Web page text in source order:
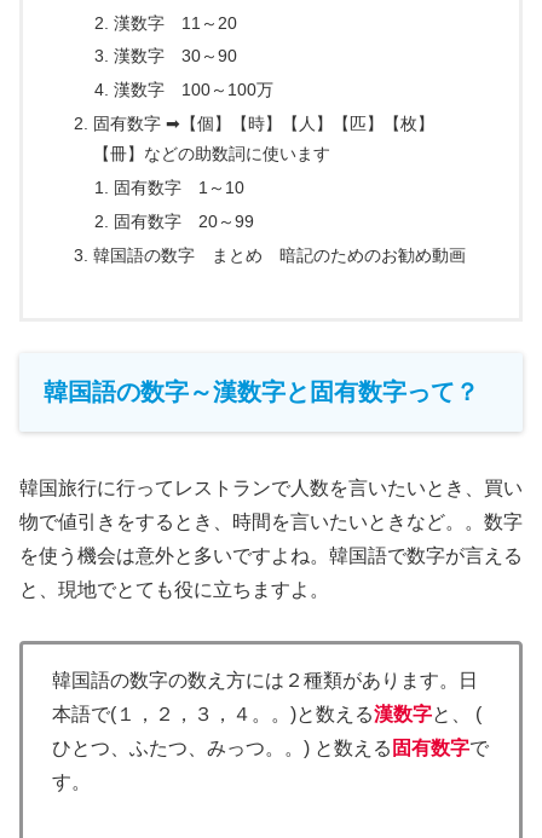
漢数字 11～20
漢数字 30～90
漢数字 100～100万
固有数字 ➡【個】【時】【人】【匹】【枚】
【冊】などの助数詞に使います
固有数字 1～10
固有数字 20～99
韓国語の数字 まとめ 暗記のためのお勧め動画
韓国語の数字～漢数字と固有数字って？
韓国旅行に行ってレストランで人数を言いたいとき、買い
物で値引きをするとき、時間を言いたいときなど。。数字
を使う機会は意外と多いですよね。韓国語で数字が言える
と、現地でとても役に立ちますよ。
韓国語の数字の数え方には２種類があります。日
本語で(１，２，３，４。。)と数える漢数字と、 (
ひとつ、ふたつ、みっつ。。) と数える 固有数字で
す。